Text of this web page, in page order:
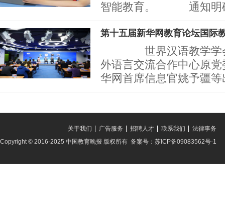
智能教育。 通知明确
第十五届新华网教育论坛国际
世界汉语教学学会
外语言交流合作中心原
华网首席信息官姚予疆
法律事务
联系我们
招聘人才
广告服务
关于我们
Copyright © 2016-2025 中国教育晚报 版权所有 备案号：苏ICP备09083562号-1